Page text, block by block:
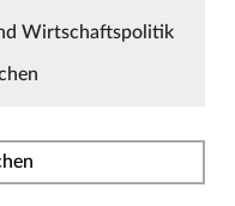
Wirtschaftspolitik